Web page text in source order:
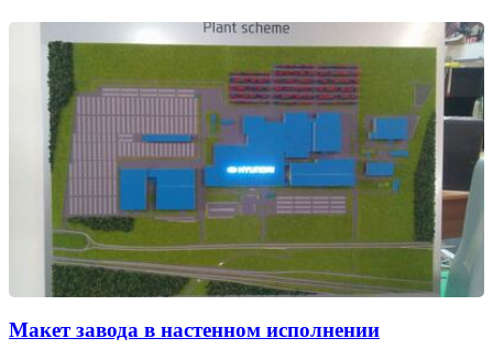
Макет завода в настенном исполнении